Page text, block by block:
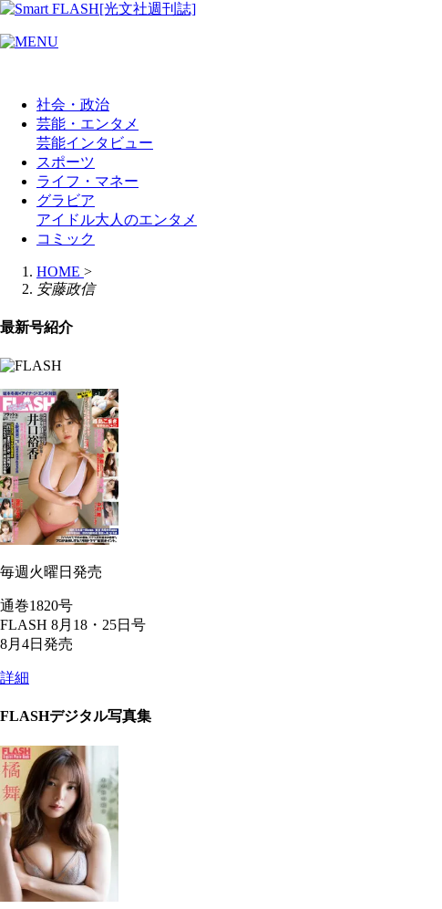
社会・政治
芸能・エンタメ
芸能インタビュー
スポーツ
ライフ・マネー
グラビア
アイドル大人のエンタメ
コミック
HOME >
安藤政信
最新号紹介
毎週火曜日発売
通巻1820号
FLASH 8月18・25日号
8月4日発売
詳細
FLASHデジタル写真集